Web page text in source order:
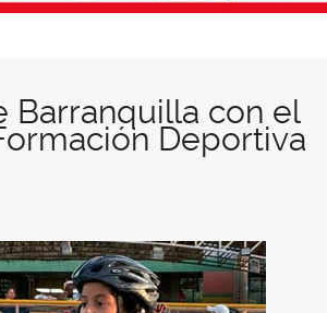
Barranquilla con el
Deportiva